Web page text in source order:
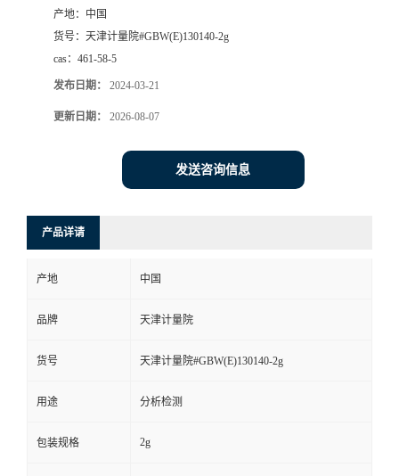
产地： 中国
货号： 天津计量院#GBW(E)130140-2g
cas： 461-58-5
发布日期： 2024-03-21
更新日期： 2026-08-07
发送咨询信息
产品详请
产地 中国
品牌 天津计量院
货号 天津计量院#GBW(E)130140-2g
用途 分析检测
包装规格 2g